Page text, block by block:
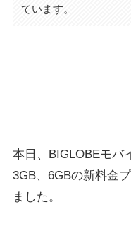
ています。
本日、BIGLOBEモバ
3GB、6GBの新料金
ました。